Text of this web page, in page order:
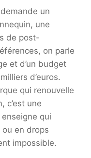
un
une
de post-
on parle
et d’un budget
d’euros.
qui renouvelle
c’est une
qui
en drops
impossible.